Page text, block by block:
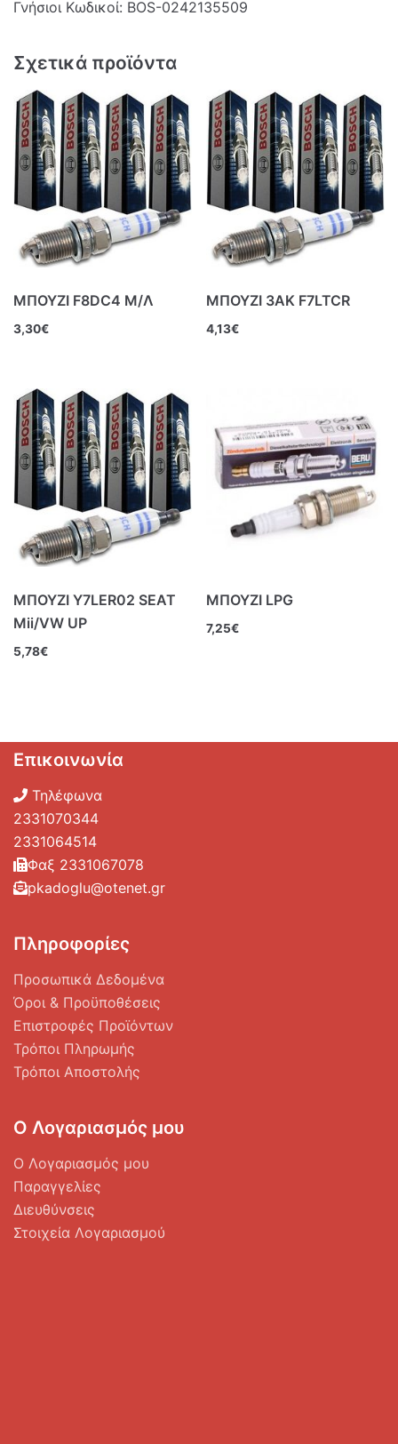
Γνήσιοι Κωδικοί: BOS-0242135509
Σχετικά προϊόντα
ΜΠΟΥΖΙ F8DC4 Μ/Λ
3,30€
ΜΠΟΥΖΙ 3ΑΚ F7LTCR
4,13€
ΜΠΟΥΖΙ Y7LER02 SEAT
Mii/VW UP
5,78€
ΜΠΟΥΖΙ LPG
7,25€
Επικοινωνία
Τηλέφωνα
2331070344
2331064514
Φαξ 2331067078
pkadoglu@otenet.gr
Πληροφορίες
Προσωπικά Δεδομένα
Όροι & Προϋποθέσεις
Επιστροφές Προϊόντων
Τρόποι Πληρωμής
Τρόποι Αποστολής
Ο Λογαριασμός μου
Ο Λογαριασμός μου
Παραγγελίες
Διευθύνσεις
Στοιχεία Λογαριασμού